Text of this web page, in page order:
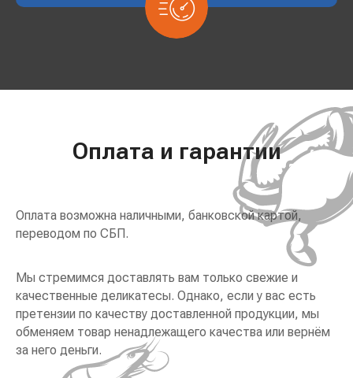
Оплата и гарантии
Оплата возможна наличными, банковской картой,
переводом по СБП.
Мы стремимся доставлять вам только свежие и
качественные деликатесы. Однако, если у вас есть
претензии по качеству доставленной продукции, мы
обменяем товар ненадлежащего качества или вернём
за него деньги.